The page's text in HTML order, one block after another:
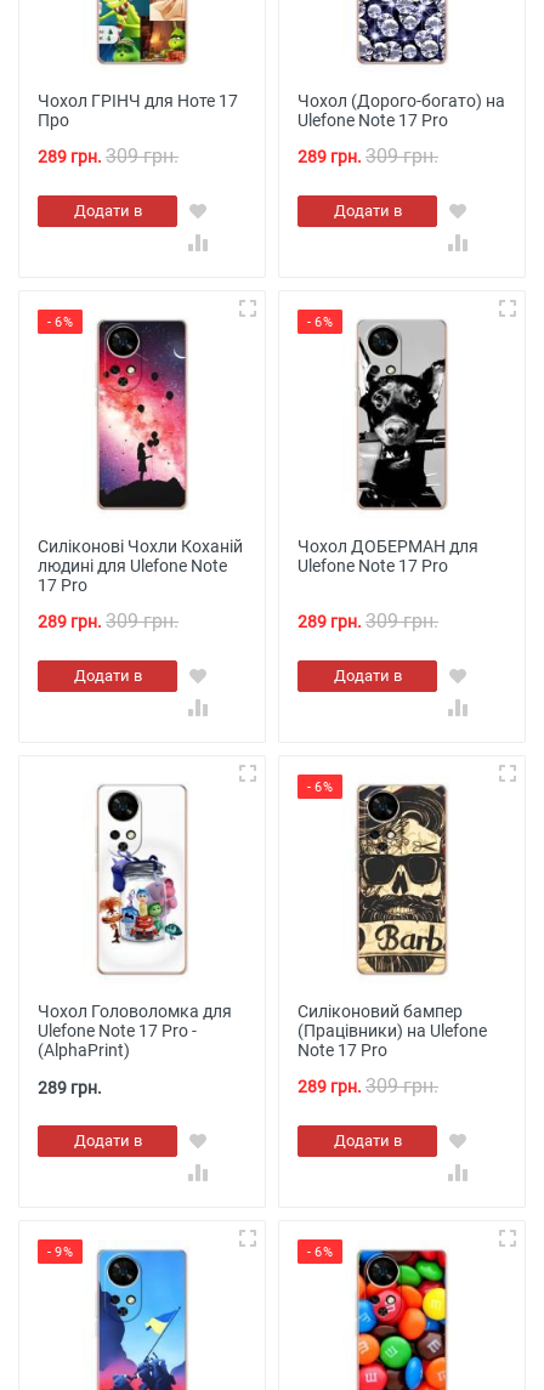
Чохол ГРІНЧ для Ноте 17
Про
289 грн. 309 грн.
Додати в
кошик
Чохол (Дорого-богато) на
Ulefone Note 17 Pro
289 грн. 309 грн.
Додати в
кошик
- 6%
Силіконові Чохли Коханій
людині для Ulefone Note
17 Pro
289 грн. 309 грн.
Додати в
кошик
- 6%
Чохол ДОБЕРМАН для
Ulefone Note 17 Pro
289 грн. 309 грн.
Додати в
кошик
Чохол Головоломка для
Ulefone Note 17 Pro -
(AlphaPrint)
289 грн.
Додати в
кошик
- 6%
Силіконовий бампер
(Працівники) на Ulefone
Note 17 Pro
289 грн. 309 грн.
Додати в
кошик
- 9% - 6%